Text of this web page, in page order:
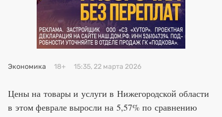
Премия 2025
Эксперты
Экономика 18+ 15:35, 22 марта 2026
Цены на товары и услуги в Нижегородской области
в этом феврале выросли на 5,57% по сравнению